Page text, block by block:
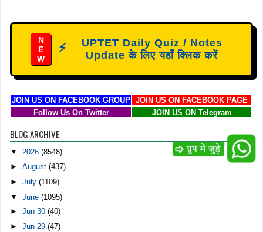
N
E
W
⚡
UPTET Daily Quiz / Notes
Update के लिए यहाँ क्लिक करें
JOIN US ON FACEBOOK GROUP
JOIN US ON FACEBOOK PAGE
Follow Us On Twitter
JOIN US ON Telegram
BLOG ARCHIVE
▼2026(8548)
►August(437)
►July(1109)
▼June(1095)
►Jun 30(40)
►Jun 29(47)